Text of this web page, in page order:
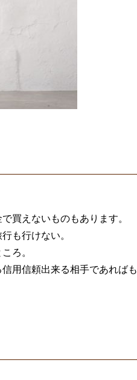
で買えないものもあります。
も行けない。
ろ。
用信頼出来る相手であればも